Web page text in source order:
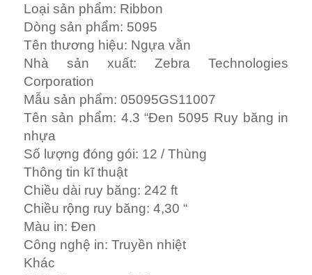
Loại sản phẩm: Ribbon
Dòng sản phẩm: 5095
Tên thương hiệu: Ngựa vằn
Nhà sản xuất: Zebra Technologies
Corporation
Mẫu sản phẩm: 05095GS11007
Tên sản phẩm: 4.3 “Đen 5095 Ruy băng in
nhựa
Số lượng đóng gói: 12 / Thùng
Thông tin kĩ thuật
Chiều dài ruy băng: 242 ft
Chiều rộng ruy băng: 4,30 “
Màu in: Đen
Công nghệ in: Truyền nhiệt
Khác